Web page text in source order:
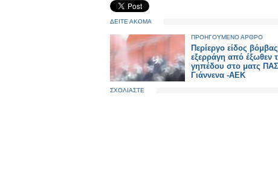
ΔΕΙΤΕ ΑΚΟΜΑ
ΠΡΟΗΓΟΥΜΕΝΟ ΑΡΘΡΟ
Περίεργο είδος βόμβας
εξερράγη από έξωθεν
γηπέδου στο ματς ΠΑΣ
Γιάννενα -ΑΕΚ
ΣΧΟΛΙΑΣΤΕ